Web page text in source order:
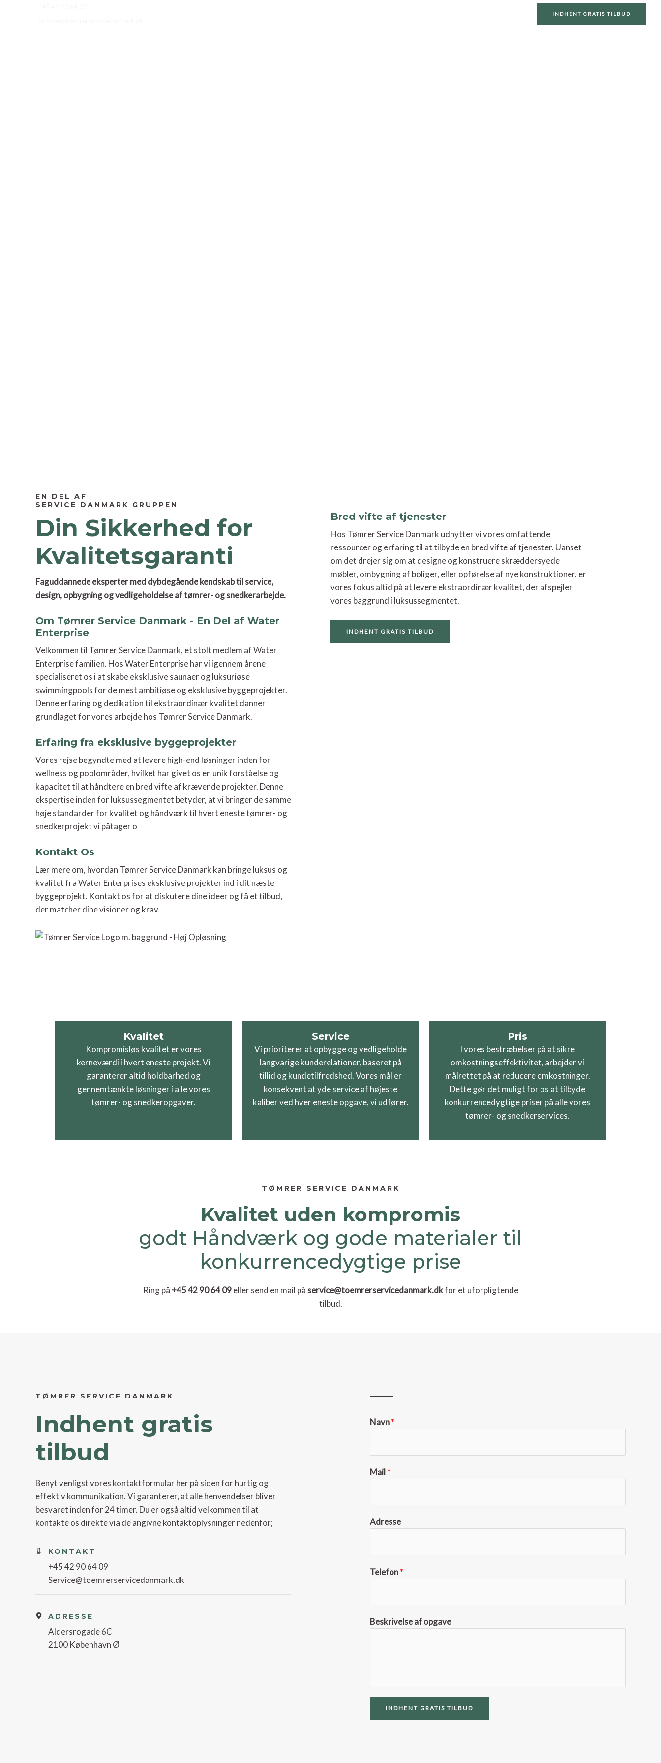
INDHENT GRATIS TILBUD
EN DEL AF
SERVICE DANMARK GRUPPEN
Din Sikkerhed for
Kvalitetsgaranti
Faguddannede eksperter med dybdegående kendskab til service,
design, opbygning og vedligeholdelse af tømrer- og snedkerarbejde.
Om Tømrer Service Danmark - En Del af Water
Enterprise
Velkommen til Tømrer Service Danmark, et stolt medlem af Water
Enterprise familien. Hos Water Enterprise har vi igennem årene
specialiseret os i at skabe eksklusive saunaer og luksuriøse
swimmingpools for de mest ambitiøse og eksklusive byggeprojekter.
Denne erfaring og dedikation til ekstraordinær kvalitet danner
grundlaget for vores arbejde hos Tømrer Service Danmark.
Erfaring fra eksklusive byggeprojekter
Vores rejse begyndte med at levere high-end løsninger inden for
wellness og poolområder, hvilket har givet os en unik forståelse og
kapacitet til at håndtere en bred vifte af krævende projekter. Denne
ekspertise inden for luksussegmentet betyder, at vi bringer de samme
høje standarder for kvalitet og håndværk til hvert eneste tømrer- og
snedkerprojekt vi påtager o
Kontakt Os
Lær mere om, hvordan Tømrer Service Danmark kan bringe luksus og
kvalitet fra Water Enterprises eksklusive projekter ind i dit næste
byggeprojekt. Kontakt os for at diskutere dine ideer og få et tilbud,
der matcher dine visioner og krav.
Bred vifte af tjenester
Hos Tømrer Service Danmark udnytter vi vores omfattende
ressourcer og erfaring til at tilbyde en bred vifte af tjenester. Uanset
om det drejer sig om at designe og konstruere skræddersyede
møbler, ombygning af boliger, eller opførelse af nye konstruktioner, er
vores fokus altid på at levere ekstraordinær kvalitet, der afspejler
vores baggrund i luksussegmentet.
INDHENT GRATIS TILBUD
Kvalitet
Kompromisløs kvalitet er vores
kerneværdi i hvert eneste projekt. Vi
garanterer altid holdbarhed og
gennemtænkte løsninger i alle vores
tømrer- og snedkeropgaver.
Service
Vi prioriterer at opbygge og vedligeholde
langvarige kunderelationer, baseret på
tillid og kundetilfredshed. Vores mål er
konsekvent at yde service af højeste
kaliber ved hver eneste opgave, vi udfører.
Pris
I vores bestræbelser på at sikre
omkostningseffektivitet, arbejder vi
målrettet på at reducere omkostninger.
Dette gør det muligt for os at tilbyde
konkurrencedygtige priser på alle vores
tømrer- og snedkerservices.
TØMRER SERVICE DANMARK
Kvalitet uden kompromis
godt Håndværk og gode materialer til
konkurrencedygtige prise
Ring på +45 42 90 64 09eller send en mail på service@toemrerservicedanmark.dkfor et uforpligtende
tilbud.
TØMRER SERVICE DANMARK
Indhent gratis
tilbud
Benyt venligst vores kontaktformular her på siden for hurtig og
effektiv kommunikation. Vi garanterer, at alle henvendelser bliver
besvaret inden for 24 timer. Du er også altid velkommen til at
kontakte os direkte via de angivne kontaktoplysninger nedenfor;
KONTAKT
+45 42 90 64 09
Service@toemrerservicedanmark.dk
ADRESSE
Aldersrogade 6C
2100 København Ø
Navn*
Mail*
Adresse
Telefon*
Beskrivelse af opgave
INDHENT GRATIS TILBUD